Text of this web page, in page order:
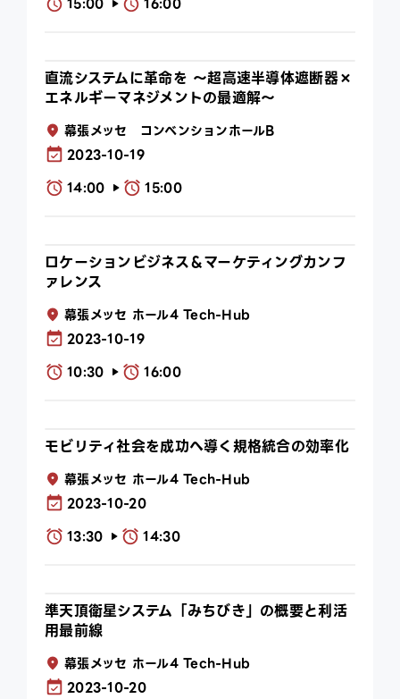
play_arrow
直流システムに革命を ～超高速半導体遮断器×
エネルギーマネジメントの最適解～
幕張メッセ コンベンションホールB
2023-10-19
14:00 play_arrow 15:00
ロケーションビジネス＆マーケティングカンフ
ァレンス
幕張メッセ ホール4 Tech-Hub
2023-10-19
10:30 play_arrow 16:00
モビリティ社会を成功へ導く規格統合の効率化
幕張メッセ ホール4 Tech-Hub
2023-10-20
13:30 play_arrow 14:30
準天頂衛星システム「みちびき」の概要と利活
用最前線
幕張メッセ ホール4 Tech-Hub
2023-10-20